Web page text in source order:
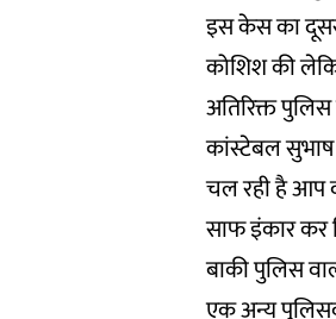
इस केस का
कोशिश की
अतिरिक्त
कांस्टेबल सुभाष
चल रही है आप
साफ इंकार कर
बाकी पुलिस
एक अन्य